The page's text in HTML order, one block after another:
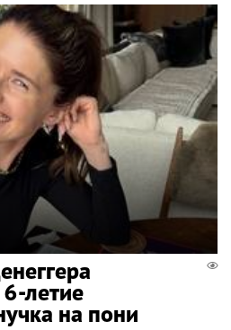
летие
на пони